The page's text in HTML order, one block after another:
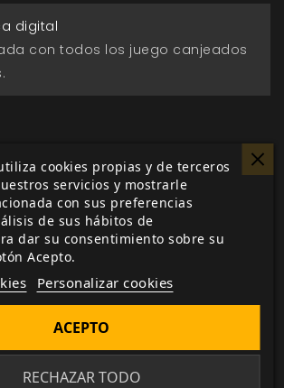
digital
con todos los juego canjeados
DESCRIPCIÓN ▼
pastos y las escarpadas
las leyendas y mitos
vida en este nuevo
medieval.
color siguiendo el estilo
cookies propias y de terceros
servicios y mostrarle
con sus preferencias
de sus hábitos de
dar su consentimiento sobre su
Acepto.
Personalizar cookies
RECHAZAR TODO
ACEPTO